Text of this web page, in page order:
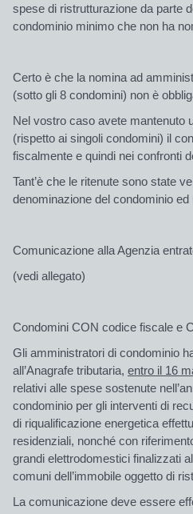
spese di ristrutturazione da parte
condominio minimo che non ha
Certo è che la nomina ad
(sotto gli 8 condomini) non è
Nel vostro caso avete mantenuto
(rispetto ai singoli condomini) il
fiscalmente e quindi nei confronti
Tant’è che le ritenute sono state
denominazione del condominio
Comunicazione alla Agenzia
(vedi allegato)
Condomini CON codice fiscale e
Gli amministratori di condominio
all’Anagrafe tributaria, entro il 16
relativi alle spese sostenute
condominio per gli interventi di
di riqualificazione energetica
residenziali, nonché con
grandi elettrodomestici finalizzati
comuni dell’immobile oggetto di
La comunicazione deve essere